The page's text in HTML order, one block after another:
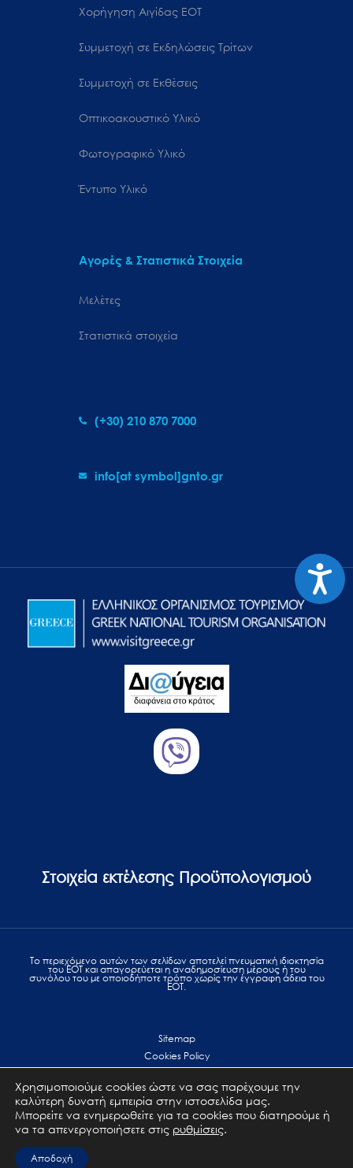
Χορήγηση Αιγίδας ΕΟΤ
Συμμετοχή σε Εκδηλώσεις Τρίτων
Συμμετοχή σε Εκθέσεις
Οπτικοακουστικό Υλικό
Φωτογραφικό Υλικό
Έντυπο Υλικό
Αγορές & Στατιστικά Στοιχεία
Μελέτες
Στατιστικά στοιχεία
(+30) 210 870 7000
info[at symbol]gnto.gr
Στοιχεία εκτέλεσης Προϋπολογισμού
Το περιεχόμενο αυτών των σελίδων αποτελεί πvευματική ιδιοκτησία
του ΕΟΤ και απαγορεύεται η αναδημοσίευση μέρους ή του
συνόλου του με οποιοδήποτε τρόπο χωρίς την έγγραφη άδεια του
ΕΟΤ.
Sitemap
Cookies Policy
Terms of use
Επικοινωνία
Χρησιμοποιούμε cookies ώστε να σας παρέχουμε την
καλύτερη δυνατή εμπειρία στην ιστοσελίδα μας.
Μπορείτε να ενημερωθείτε για τα cookies που διατηρούμε ή
να τα απενεργοποιήσετε στις ρυθμίσεις.
Αποδοχή